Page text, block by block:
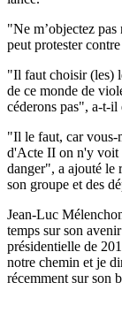
"Ne m’objectez
peut protester
"Il faut choisir (les)
de ce monde de
céderons pas", a-t-il
"Il le faut, car vous-
d'Acte II on n'y voit
danger", a ajouté le
son groupe et des
Jean-Luc
temps sur son
présidentielle de
notre chemin et je
récemment sur son